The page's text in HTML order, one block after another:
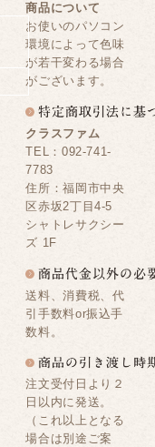
商品について
お使いのパソコン
環境によって色味
が若干変わる場合
がございます。
クラスファム
TEL：092-741-
7783
住所：福岡市中央
区赤坂2丁目4-5
シャトレサクシー
ズ 1F
送料、消費税、代
引手数料or振込手
数料。
注文受付日より２
日以内に発送。
（これ以上となる
場合は別途ご案